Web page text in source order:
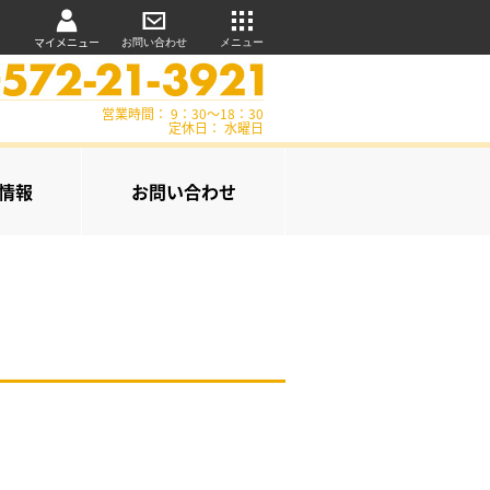
マイメニュー お問い合わせ メニュー
営業時間： 9：30～18：30
定休日： 水曜日
報 お問い合わせ